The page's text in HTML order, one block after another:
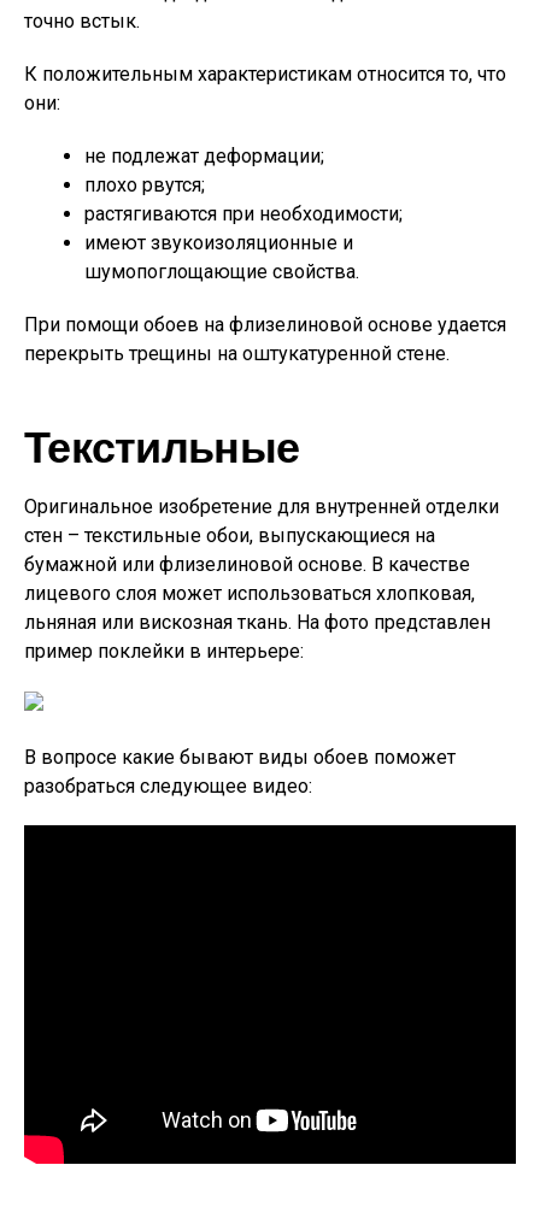
точно встык.
К положительным характеристикам относится то, что
они:
не подлежат деформации;
плохо рвутся;
растягиваются при необходимости;
имеют звукоизоляционные и
шумопоглощающие свойства.
При помощи обоев на флизелиновой основе удается
перекрыть трещины на оштукатуренной стене.
Текстильные
Оригинальное изобретение для внутренней отделки
стен – текстильные обои, выпускающиеся на
бумажной или флизелиновой основе. В качестве
лицевого слоя может использоваться хлопковая,
льняная или вискозная ткань. На фото представлен
пример поклейки в интерьере:
В вопросе какие бывают виды обоев поможет
разобраться следующее видео: